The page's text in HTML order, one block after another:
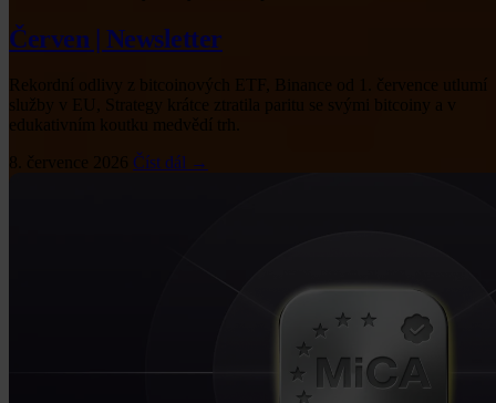
Červen | Newsletter
Rekordní odlivy z bitcoinových ETF, Binance od 1. července utlumí
služby v EU, Strategy krátce ztratila paritu se svými bitcoiny a v
edukativním koutku medvědí trh.
8. července 2026 Číst dál →